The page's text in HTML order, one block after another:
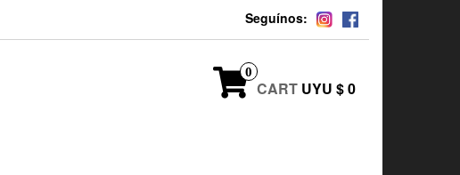
Seguínos:
0
CART UYU $ 0